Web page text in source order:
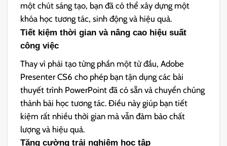
một chút sáng tạo, bạn đã có thể xây dựng một
khóa học tương tác, sinh động và hiệu quả.
Tiết kiệm thời gian và nâng cao hiệu suất
công việc
Thay vì phải tạo từng phần một từ đầu, Adobe
Presenter CS6 cho phép bạn tận dụng các bài
thuyết trình PowerPoint đã có sẵn và chuyển chúng
thành bài học tương tác. Điều này giúp bạn tiết
kiệm rất nhiều thời gian mà vẫn đảm bảo chất
lượng và hiệu quả.
Tăng cường trải nghiệm học tập